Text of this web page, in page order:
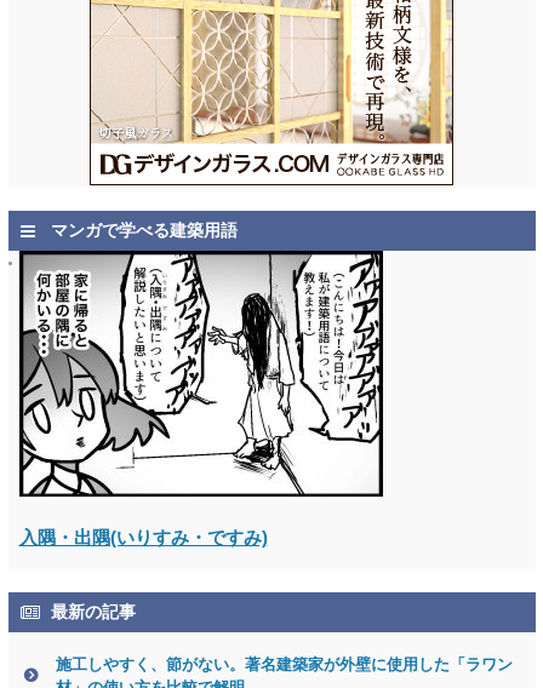
マンガで学べる建築用語
入隅・出隅(いりすみ・ですみ)
最新の記事
施工しやすく、節がない。著名建築家が外壁に使用した「ラワン